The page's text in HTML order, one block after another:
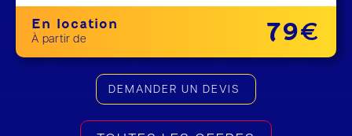
En location
À partir de 79€
DEMANDER UN DEVIS